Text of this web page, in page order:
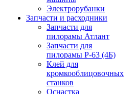
Электрорубанки
Запчасти и расходники
Запчасти для
пилорамы Атлант
Запчасти для
пилорамы Р-63 (4Б)
Клей для
кромкооблицовочных
станков
Оснастка